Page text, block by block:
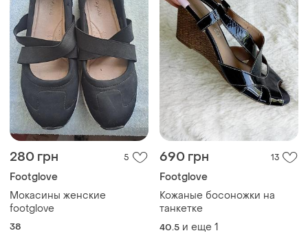
280 грн 5
Footglove
Мокасины женские
footglove
38
690 грн 13
Footglove
Кожаные босоножки на
танкетке
40.5 и еще 1